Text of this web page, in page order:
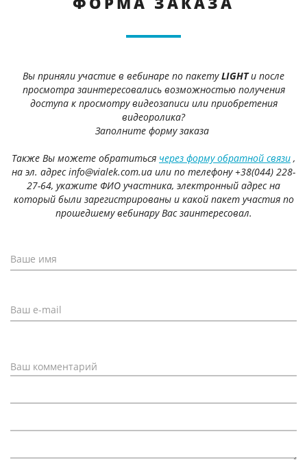
Вы приняли участие в вебинаре по пакетуLIGHTи после
просмотра заинтересовались возможностью получения
доступа к просмотру видеозаписи или приобретения
видеоролика?
Заполните форму заказа
Также Вы можете обратиться через форму обратной связи ,
на эл. адрес info@vialek.com.ua или по телефону +38(044) 228-
27-64, укажите ФИО участника, электронный адрес на
который были зарегистрированы и какой пакет участия по
прошедшему вебинару Вас заинтересовал.